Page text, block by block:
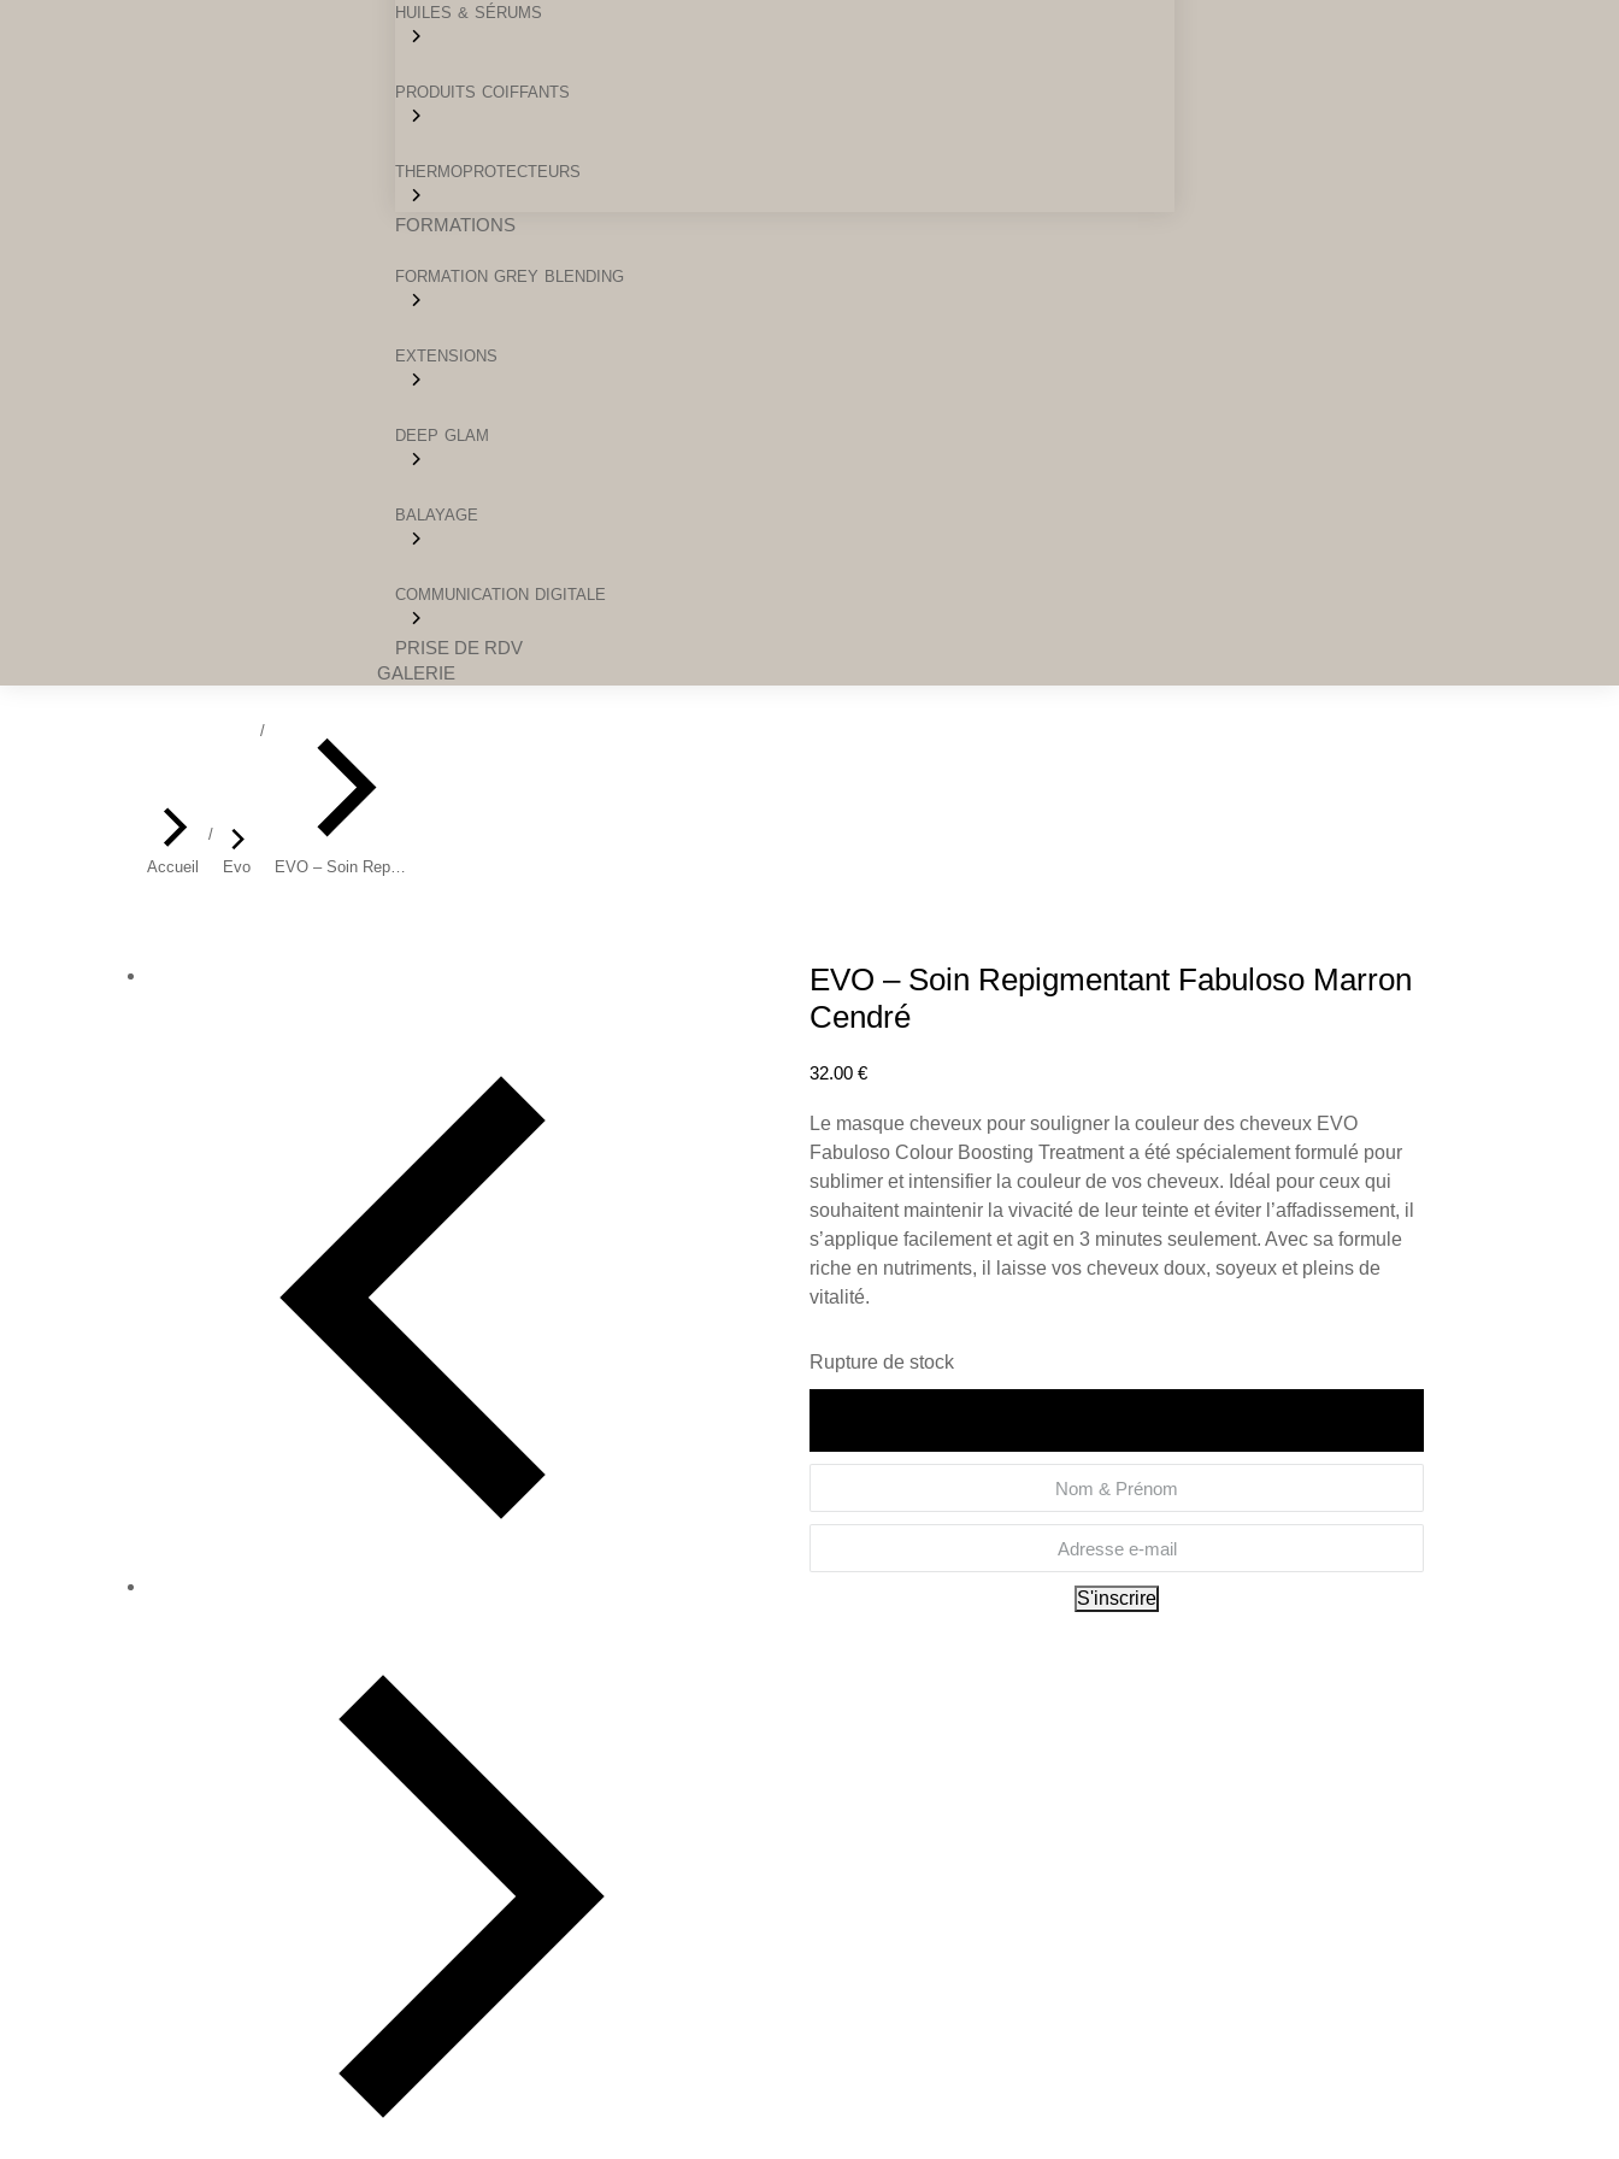
HUILES & SÉRUMS
PRODUITS COIFFANTS
THERMOPROTECTEURS
FORMATIONS
FORMATION GREY BLENDING
EXTENSIONS
DEEP GLAM
BALAYAGE
COMMUNICATION DIGITALE
PRISE DE RDV
GALERIE
Accueil Evo EVO – Soin Rep…
EVO – Soin Repigmentant Fabuloso Marron
Cendré
32.00 €
Le masque cheveux pour souligner la couleur des cheveux EVO
Fabuloso Colour Boosting Treatment a été spécialement formulé pour
sublimer et intensifier la couleur de vos cheveux. Idéal pour ceux qui
souhaitent maintenir la vivacité de leur teinte et éviter l’affadissement, il
s’applique facilement et agit en 3 minutes seulement. Avec sa formule
riche en nutriments, il laisse vos cheveux doux, soyeux et pleins de
vitalité.
Rupture de stock
S'inscrire